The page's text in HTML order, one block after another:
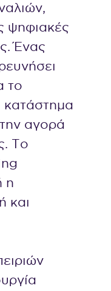
ψηφιακές
Ένας
το
κατάστημα
αγορά
Το
η
και